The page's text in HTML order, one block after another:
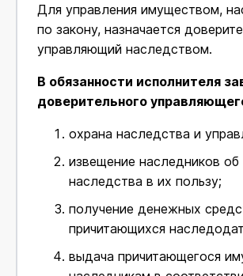
Для управления имуществом,
по закону, назначается
управляющий наследством.
В обязанности исполнителя
доверительного
охрана наследства и
извещение наследников об
наследства в их пользу;
получение денежных
причитающихся
выдача причитающегося